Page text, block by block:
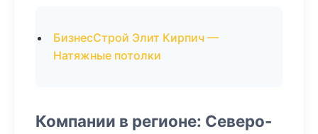
БизнесСтрой Элит Кирпич —
Натяжные потолки
Компании в регионе: Северо-